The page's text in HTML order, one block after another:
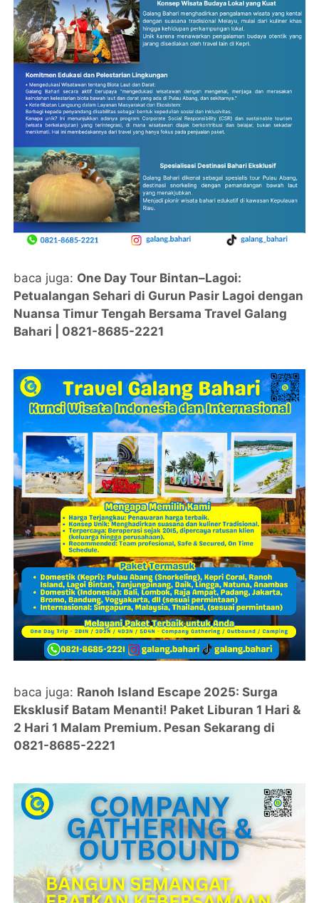
baca juga: One Day Tour Bintan–Lagoi:
Petualangan Sehari di Gurun Pasir Lagoi dengan
Nuansa Timur Tengah Bersama Travel Galang
Bahari | 0821-8685-2221
baca juga: Ranoh Island Escape 2025: Surga
Eksklusif Batam Menanti! Paket Liburan 1 Hari &
2 Hari 1 Malam Premium. Pesan Sekarang di
0821-8685-2221